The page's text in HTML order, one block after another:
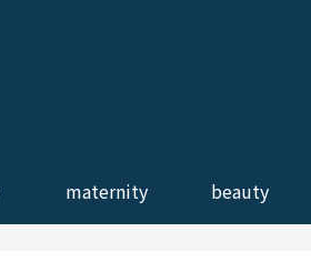
maternity beauty